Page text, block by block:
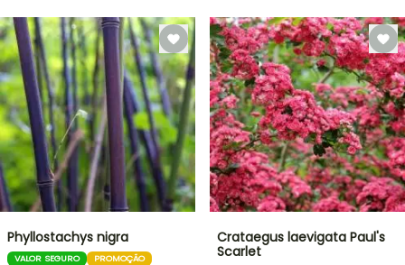
Phyllostachys nigra
VALOR SEGURO PROMOÇÃO
Crataegus laevigata Paul's
Scarlet